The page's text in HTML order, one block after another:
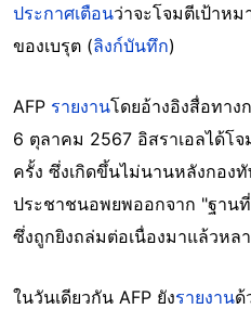
ประกาศเตือนว่าจะโจมตีเป้าห
ของเบรุต (ลิงก์บันทึก)
AFP รายงานโดยอ้างอิงสื่อทาง
6 ตุลาคม 2567 อิสราเอลได้โ
ครั้ง ซึ่งเกิดขึ้นไม่นานหลังกอง
ประชาชนอพยพออกจาก "ฐาน
ซึ่งถูกยิงถล่มต่อเนื่องมาแล้วหล
ในวันเดียวกัน AFP ยังรายงานด้